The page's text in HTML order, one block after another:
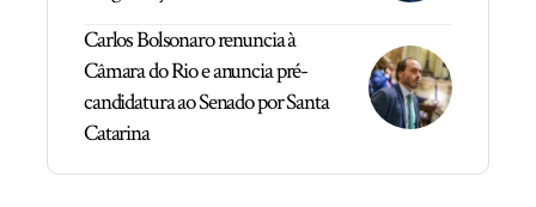
Carlos Bolsonaro renuncia à
Câmara do Rio e anuncia pré-
candidatura ao Senado por Santa
Catarina